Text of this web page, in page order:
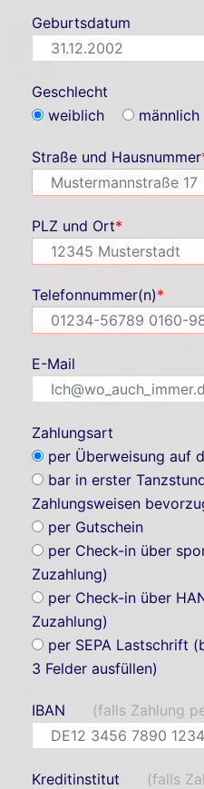
Geburtsdatum
Geschlecht
weiblich
Straße und Hausnummer
PLZ und Ort*
Telefonnummer(n)*
E-Mail
Zahlungsart
per Überweisung auf
bar in erster
Zahlungsweisen
per Gutschein
per Check-in über
Zuzahlung)
per Check-in über
Zuzahlung)
per SEPA Lastschrift
3 Felder ausfüllen)
IBAN (falls Zahlung
Kreditinstitut (falls